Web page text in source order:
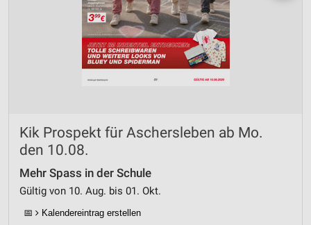
Kik Prospekt für Aschersleben ab Mo.
den 10.08.
Mehr Spass in der Schule
Gültig von 10. Aug. bis 01. Okt.
📅 Kalendereintrag erstellen